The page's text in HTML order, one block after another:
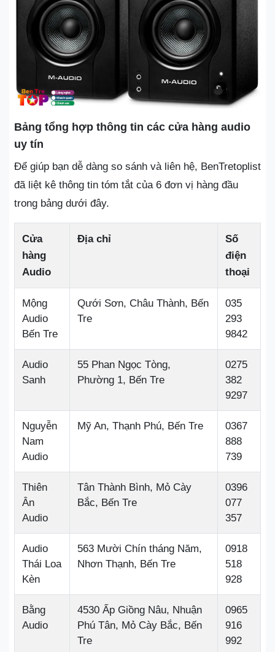
Bảng tổng hợp thông tin các cửa hàng audio
uy tín
Để giúp bạn dễ dàng so sánh và liên hệ, BenTretoplist
đã liệt kê thông tin tóm tắt của 6 đơn vị hàng đầu
trong bảng dưới đây.
Cửa
hàng
Audio
Địa chỉ
Số
điện
thoại
Mộng
Audio
Bến Tre
Qưới Sơn, Châu Thành, Bến
Tre
035
293
9842
Audio
Sanh
55 Phan Ngọc Tòng,
Phường 1, Bến Tre
0275
382
9297
Nguyễn
Nam
Audio
Mỹ An, Thạnh Phú, Bến Tre
0367
888
739
Thiên
Ân
Audio
Tân Thành Bình, Mỏ Cày
Bắc, Bến Tre
0396
077
357
Audio
Thái Loa
Kèn
563 Mười Chín tháng Năm,
Nhơn Thạnh, Bến Tre
0918
518
928
Bằng
Audio
4530 Ấp Giồng Nâu, Nhuận
Phú Tân, Mỏ Cày Bắc, Bến
Tre
0965
916
992